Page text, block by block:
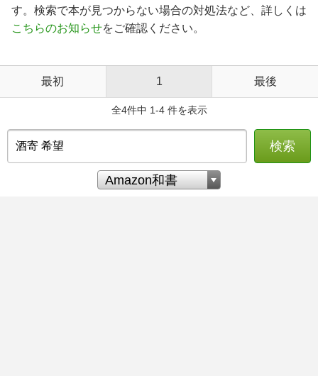
す。検索で本が見つからない場合の対処法など、詳しくは
こちらのお知らせをご確認ください。
最初 1 最後
全4件中 1-4 件を表示
検索